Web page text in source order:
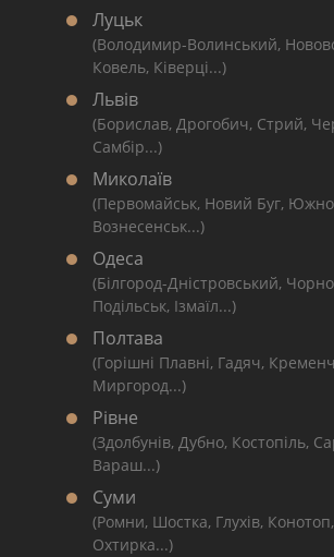
Луцьк
(Володимир-Волинський,
Ковель, Ківерці...)
Львів
(Борислав, Дрогобич, Стрий,
Самбір...)
Миколаїв
(Первомайськ, Новий Буг,
Вознесенськ...)
Одеса
(Білгород-Дністровський,
Подільськ, Ізмаїл...)
Полтава
(Горішні Плавні, Гадяч,
Миргород...)
Рівне
(Здолбунів, Дубно, Костопіль,
Вараш...)
Суми
(Ромни, Шостка, Глухів,
Охтирка...)